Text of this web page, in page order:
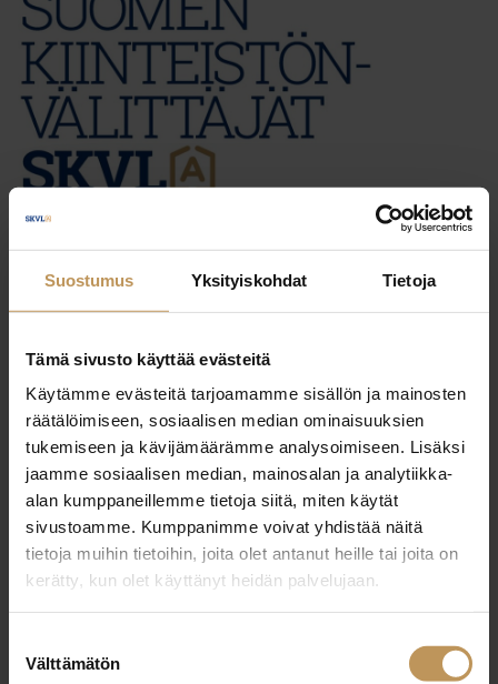
Suostumus Yksityiskohdat Tietoja
Tämä sivusto käyttää evästeitä
Käytämme evästeitä tarjoamamme sisällön ja mainosten
räätälöimiseen, sosiaalisen median ominaisuuksien
tukemiseen ja kävijämäärämme analysoimiseen. Lisäksi
jaamme sosiaalisen median, mainosalan ja analytiikka-
alan kumppaneillemme tietoja siitä, miten käytät
sivustoamme. Kumppanimme voivat yhdistää näitä
tietoja muihin tietoihin, joita olet antanut heille tai joita on
kerätty, kun olet käyttänyt heidän palvelujaan.
valinta
Välttämätön
saatavuutta parannettava ja
korkovähennysoikeus
palautettava
Lue artikkeli